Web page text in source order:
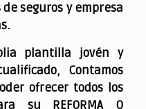
seguros y empresa
plantilla jovén y
Contamos
ofrecer todos los
su REFORMA O